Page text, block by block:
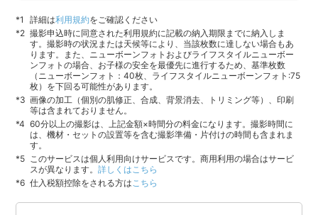
詳細は利用規約をご確認ください
撮影申込時に同意された利用規約に記載の納入期限までに納入しま
す。撮影時の状況または天候等により、当該枚数に達しない場合もあ
ります。また、ニューボーンフォトおよびライフスタイルニューボー
ンフォトの場合、お子様の安全を最優先に進行するため、基準枚数
（ニューボーンフォト：40枚、ライフスタイルニューボーンフォト:75
枚）を下回る可能性があります。
画像の加工（個別の肌修正、合成、背景消去、トリミング等）、印刷
等は含まれておりません。
60分以上の撮影は、上記金額×時間分の料金になります。撮影時間に
は、機材・セットの設置等を含む撮影準備・片付けの時間も含まれま
す。
このサービスは個人利用向けサービスです。商用利用の場合はサービ
スが異なります。詳しくはこちら
仕入税額控除をされる方はこちら